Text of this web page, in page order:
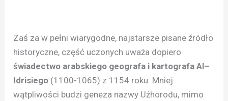
Zaś za w pełni wiarygodne, najstarsze pisane źródło
historyczne, część uczonych uważa dopiero
świadectwo arabskiego geografa i kartografa Al–
Idrisiego (1100-1065) z 1154 roku. Mniej
wątpliwości budzi geneza nazwy Użhorodu, mimo